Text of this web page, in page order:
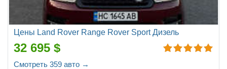
Цены Land Rover Range Rover Sport Дизель
32 695 $
Смотреть 359 авто →